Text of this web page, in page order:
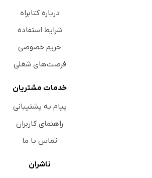
درباره کتابراه
شرایط استفاده
حریم خصوصی
فرصت‌های شغلی
خدمات مشتریان
پیام به پشتیبانی
راهنمای کاربران
تماس با ما
ناشران